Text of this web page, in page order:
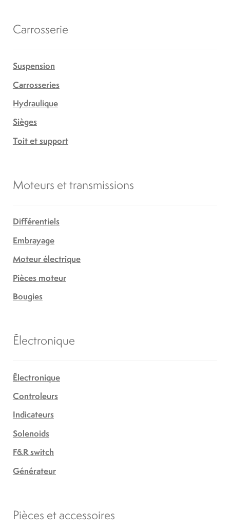
Carrosserie
Suspension
Carrosseries
Hydraulique
Sièges
Toit et support
Moteurs et transmissions
Différentiels
Embrayage
Moteur électrique
Pièces moteur
Bougies
Électronique
Électronique
Controleurs
Indicateurs
Solenoids
F&R switch
Générateur
Pièces et accessoires